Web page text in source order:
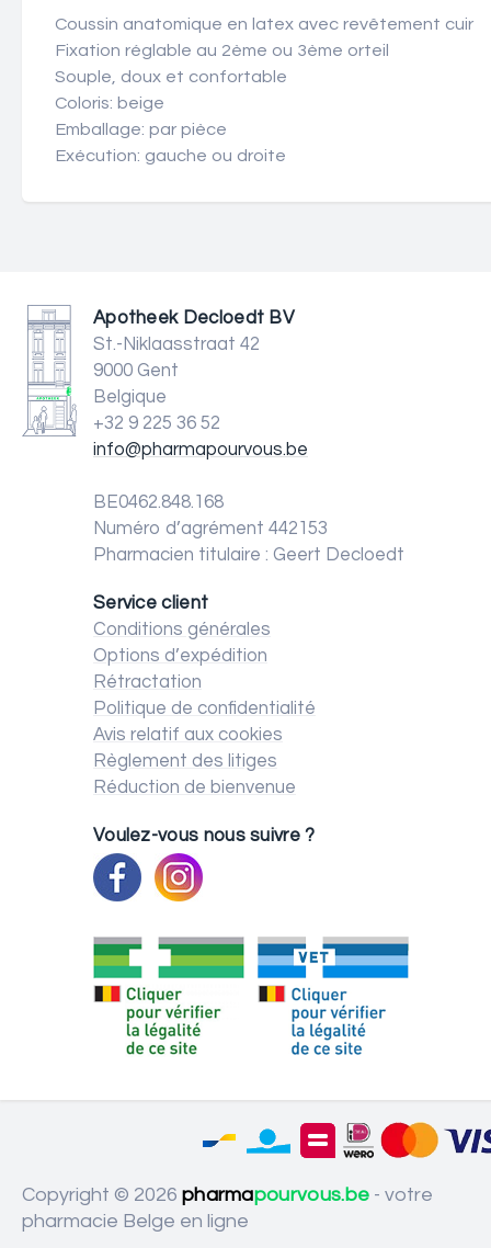
Coussin anatomique en latex avec revêtement cuir
Fixation réglable au 2ème ou 3ème orteil
Souple, doux et confortable
Coloris: beige
Emballage: par pièce
Exécution: gauche ou droite
Apotheek Decloedt BV
St.-Niklaasstraat 42
9000 Gent
Belgique
+32 9 225 36 52
info@pharmapourvous.be
BE0462.848.168
Numéro d’agrément 442153
Pharmacien titulaire : Geert Decloedt
Service client
Conditions générales
Options d’expédition
Rétractation
Politique de confidentialité
Avis relatif aux cookies
Règlement des litiges
Réduction de bienvenue
Voulez-vous nous suivre ?
Copyright © 2026 pharmapourvous.be - votre
pharmacie Belge en ligne